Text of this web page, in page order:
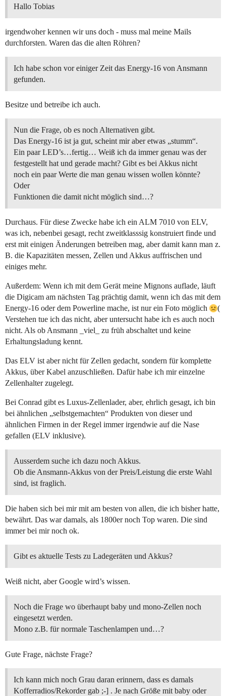
Hallo Tobias
irgendwoher kennen wir uns doch - muss mal meine Mails
durchforsten. Waren das die alten Röhren?
Ich habe schon vor einiger Zeit das Energy-16 von Ansmann
gefunden.
Besitze und betreibe ich auch.
Nun die Frage, ob es noch Alternativen gibt.
Das Energy-16 ist ja gut, scheint mir aber etwas „stumm“.
Ein paar LED’s…fertig… Weiß ich da immer genau was der
festgestellt hat und gerade macht? Gibt es bei Akkus nicht
noch ein paar Werte die man genau wissen wollen könnte?
Oder
Funktionen die damit nicht möglich sind…?
Durchaus. Für diese Zwecke habe ich ein ALM 7010 von ELV,
was ich, nebenbei gesagt, recht zweitklasssig konstruiert finde und
erst mit einigen Änderungen betreiben mag, aber damit kann man z.
B. die Kapazitäten messen, Zellen und Akkus auffrischen und
einiges mehr.
Außerdem: Wenn ich mit dem Gerät meine Mignons auflade, läuft
die Digicam am nächsten Tag prächtig damit, wenn ich das mit dem
Energy-16 oder dem Powerline mache, ist nur ein Foto möglich
(
Verstehen tue ich das nicht, aber untersucht habe ich es auch noch
nicht. Als ob Ansmann _viel_ zu früh abschaltet und keine
Erhaltungsladung kennt.
Das ELV ist aber nicht für Zellen gedacht, sondern für komplette
Akkus, über Kabel anzuschließen. Dafür habe ich mir einzelne
Zellenhalter zugelegt.
Bei Conrad gibt es Luxus-Zellenlader, aber, ehrlich gesagt, ich bin
bei ähnlichen „selbstgemachten“ Produkten von dieser und
ähnlichen Firmen in der Regel immer irgendwie auf die Nase
gefallen (ELV inklusive).
Ausserdem suche ich dazu noch Akkus.
Ob die Ansmann-Akkus von der Preis/Leistung die erste Wahl
sind, ist fraglich.
Die haben sich bei mir mit am besten von allen, die ich bisher hatte,
bewährt. Das war damals, als 1800er noch Top waren. Die sind
immer bei mir noch ok.
Gibt es aktuelle Tests zu Ladegeräten und Akkus?
Weiß nicht, aber Google wird’s wissen.
Noch die Frage wo überhaupt baby und mono-Zellen noch
eingesetzt werden.
Mono z.B. für normale Taschenlampen und…?
Gute Frage, nächste Frage?
Ich kann mich noch Grau daran erinnern, dass es damals
Kofferradios/Rekorder gab ;-] . Je nach Größe mit baby oder